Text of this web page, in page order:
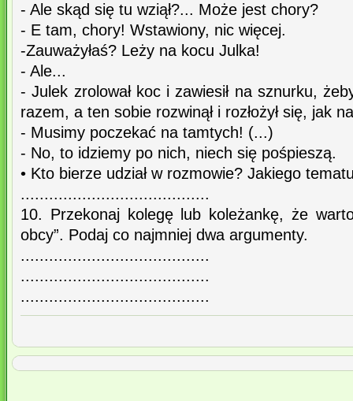
- Ale skąd się tu wziął?... Może jest chory?
- E tam, chory! Wstawiony, nic więcej.
-Zauważyłaś? Leży na kocu Julka!
- Ale...
- Julek zrolował koc i zawiesił na sznurku,
razem, a ten sobie rozwinął i rozłożył się, jak
- Musimy poczekać na tamtych! (...)
- No, to idziemy po nich, niech się pośpieszą.
• Kto bierze udział w rozmowie? Jakiego
........................................
10. Przekonaj kolegę lub koleżankę, że
obcy”. Podaj co najmniej dwa argumenty.
........................................
........................................
........................................